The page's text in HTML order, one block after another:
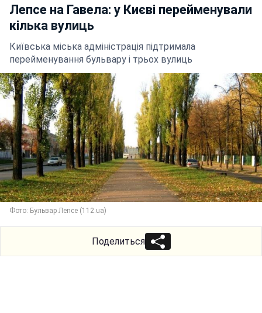
Лепсе на Гавела: у Києві перейменували
кілька вулиць
Київська міська адміністрація підтримала
перейменування бульвару і трьох вулиць
Фото: Бульвар Лепсе (112.ua)
Поделиться